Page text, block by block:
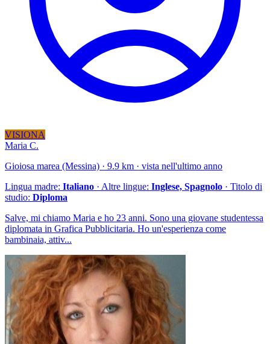
VISIONA
Maria C.
Gioiosa marea (Messina) · 9.9 km · vista nell'ultimo anno
Lingua madre: Italiano · Altre lingue: Inglese, Spagnolo · Titolo di
studio: Diploma
Salve, mi chiamo Maria e ho 23 anni. Sono una giovane studentessa
diplomata in Grafica Pubblicitaria. Ho un'esperienza come
bambinaia, attiv...